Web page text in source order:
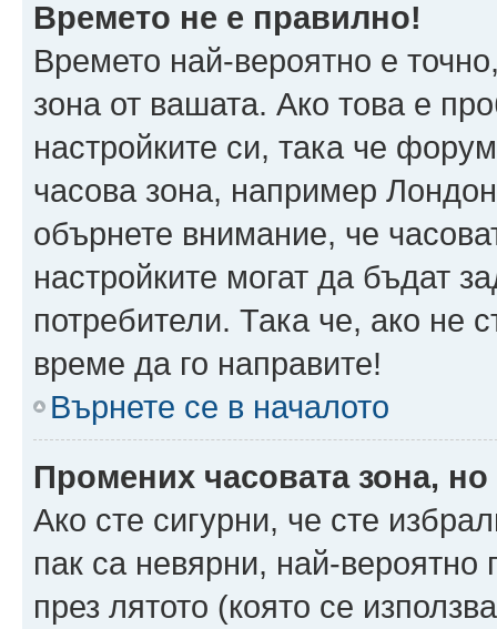
Времето не е правилно!
Времето най-вероятно е
зона от вашата. Ако това е
настройките си, така че
часова зона, например
обърнете внимание, че
настройките могат да бъдат
потребители. Така че, ако не
време да го направите!
Върнете се в началото
Промених часовата зона,
Ако сте сигурни, че сте
пак са невярни, най-
през лятото (която се